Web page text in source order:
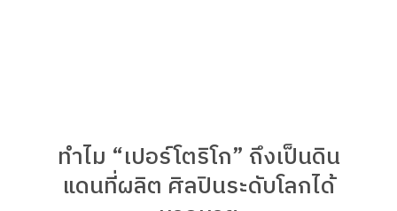
ทำไม “เปอร์โตริโก” ถึงเป็นดิน
แดนที่ผลิต ศิลปินระดับโลกได้